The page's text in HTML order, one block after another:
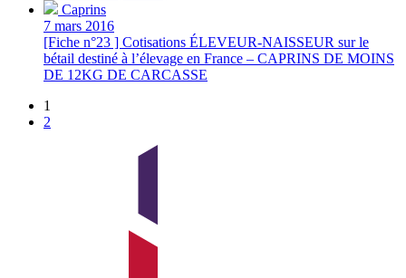
Caprins
7 mars 2016
[Fiche n°23 ] Cotisations ÉLEVEUR-NAISSEUR sur le
bétail destiné à l’élevage en France – CAPRINS DE MOINS
DE 12KG DE CARCASSE
1
2